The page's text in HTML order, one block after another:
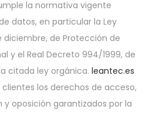
la normativa vigente
datos, en particular la Ley
diciembre, de Protección de
y el Real Decreto 994/1999, de
citada ley orgánica. leantec.es
los derechos de acceso,
oposición garantizados por la